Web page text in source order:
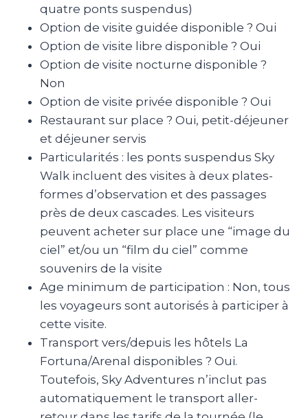
quatre ponts suspendus)
Option de visite guidée disponible ? Oui
Option de visite libre disponible ? Oui
Option de visite nocturne disponible ?
Non
Option de visite privée disponible ? Oui
Restaurant sur place ? Oui, petit-déjeuner
et déjeuner servis
Particularités : les ponts suspendus Sky
Walk incluent des visites à deux plates-
formes d’observation et des passages
près de deux cascades. Les visiteurs
peuvent acheter sur place une “image du
ciel” et/ou un “film du ciel” comme
souvenirs de la visite
Age minimum de participation : Non, tous
les voyageurs sont autorisés à participer à
cette visite.
Transport vers/depuis les hôtels La
Fortuna/Arenal disponibles ? Oui.
Toutefois, Sky Adventures n’inclut pas
automatiquement le transport aller-